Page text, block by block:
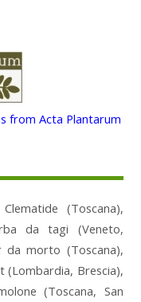
from Acta Plantarum
Clematide (Toscana),
da tagi (Veneto,
da morto (Toscana),
(Lombardia, Brescia),
(Toscana, San